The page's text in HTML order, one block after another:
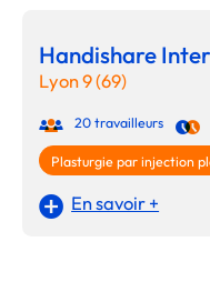
Handishare
Lyon 9 (69)
20 travailleurs
Plasturgie par injection
En savoir +